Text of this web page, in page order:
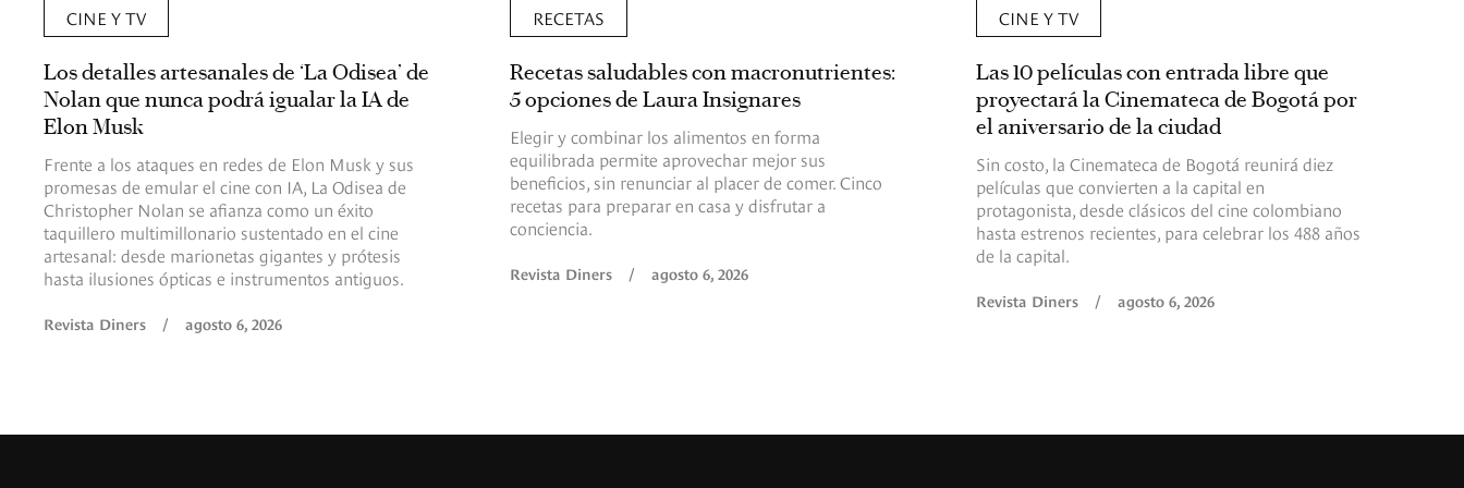
CINE Y TV
Los detalles artesanales de ‘La Odisea’ de
Nolan que nunca podrá igualar la IA de
Elon Musk
Frente a los ataques en redes de Elon Musk y sus
promesas de emular el cine con IA, La Odisea de
Christopher Nolan se afianza como un éxito
taquillero multimillonario sustentado en el cine
artesanal: desde marionetas gigantes y prótesis
hasta ilusiones ópticas e instrumentos antiguos.
Revista Diners / agosto 6, 2026
RECETAS
Recetas saludables con macronutrientes:
5 opciones de Laura Insignares
Elegir y combinar los alimentos en forma
equilibrada permite aprovechar mejor sus
beneficios, sin renunciar al placer de comer. Cinco
recetas para preparar en casa y disfrutar a
conciencia.
Revista Diners / agosto 6, 2026
CINE Y TV
Las 10 películas con entrada libre que
proyectará la Cinemateca de Bogotá por
el aniversario de la ciudad
Sin costo, la Cinemateca de Bogotá reunirá diez
películas que convierten a la capital en
protagonista, desde clásicos del cine colombiano
hasta estrenos recientes, para celebrar los 488 años
de la capital.
Revista Diners / agosto 6, 2026